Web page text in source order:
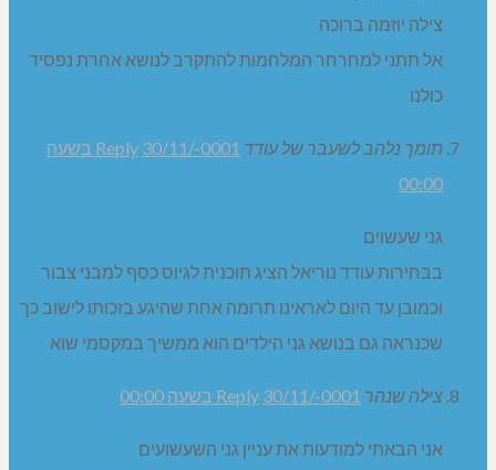
צילה יוזמה ברוכה
אל תתני למחרחר המלחמות להתקרב לנושא אחרת נפסיד
כולנו
תומך נלהב לשעבר של עודד Reply 30/11/-0001 בשעה
00:00
גני שעשוים
בבחירות עודד נוריאל הציג תוכנית לגיוס כסף למבני צבור
וכמובן עד היום לאראינו תרומה אחת שהיגע בזכותו לישוב כך
שכנראה גם בנושא גני הילדים הוא ממשיך במקסמי שוא
צילה שנהר Reply 30/11/-0001 בשעה 00:00
אני הבאתי למודעות את עניין גני השעשועים